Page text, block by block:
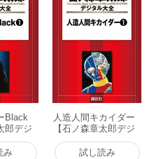
Black
郎デジ
電子
み
人造人間キカイダー
【石ノ森章太郎デジ
タル大全】 (1) 電子
書籍版試し読み